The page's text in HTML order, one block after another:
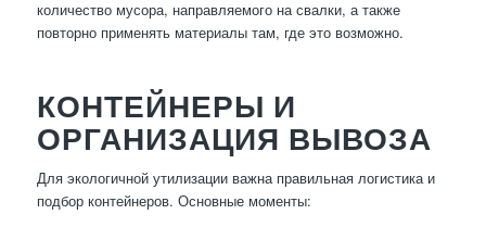
количество мусора, направляемого на свалки, а также
повторно применять материалы там, где это возможно.
КОНТЕЙНЕРЫ И
ОРГАНИЗАЦИЯ ВЫВОЗА
Для экологичной утилизации важна правильная логистика и
подбор контейнеров. Основные моменты: